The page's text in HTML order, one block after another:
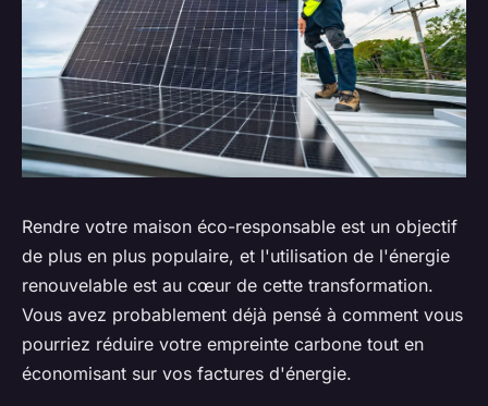
Rendre votre maison éco-responsable est un objectif
de plus en plus populaire, et l'utilisation de l'énergie
renouvelable est au cœur de cette transformation.
Vous avez probablement déjà pensé à comment vous
pourriez réduire votre empreinte carbone tout en
économisant sur vos factures d'énergie.